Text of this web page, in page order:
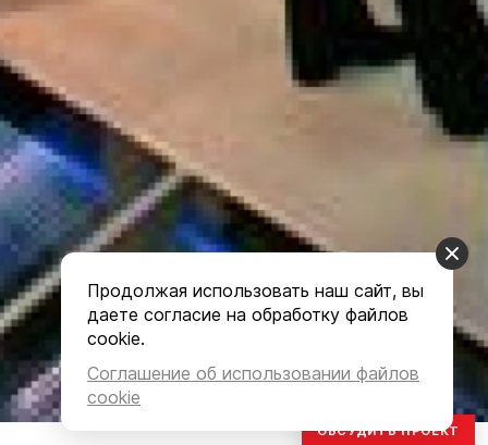
ОБСУДИТЬ ПРОЕКТ
Продолжая использовать наш сайт, вы
даете согласие на обработку файлов
cookie.
Соглашение об использовании файлов
cookie